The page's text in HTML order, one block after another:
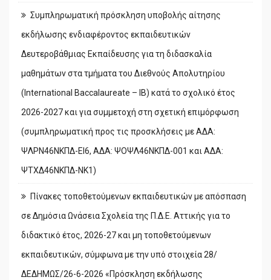
Συμπληρωματική πρόσκληση υποβολής αίτησης
εκδήλωσης ενδιαφέροντος εκπαιδευτικών
Δευτεροβάθμιας Εκπαίδευσης για τη διδασκαλία
μαθημάτων στα τμήματα του Διεθνούς Απολυτηρίου
(International Baccalaureate – IB) κατά το σχολικό έτος
2026-2027 και για συμμετοχή στη σχετική επιμόρφωση
(συμπληρωματική προς τις προσκλήσεις με ΑΔΑ:
ΨΛΡΝ46ΝΚΠΔ-ΕΙ6, ΑΔΑ: ΨΟΨΛ46ΝΚΠΔ-001 και ΑΔΑ:
ΨΤΧΔ46ΝΚΠΔ-ΝΚ1)
Πίνακες τοποθετούμενων εκπαιδευτικών με απόσπαση
σε Δημόσια Ωνάσεια Σχολεία της Π.Δ.Ε. Αττικής για το
διδακτικό έτος, 2026-27 και μη τοποθετούμενων
εκπαιδευτικών, σύμφωνα με την υπό στοιχεία 28/
ΔΕΔΗΜΩΣ/26-6-2026 «Πρόσκληση εκδήλωσης